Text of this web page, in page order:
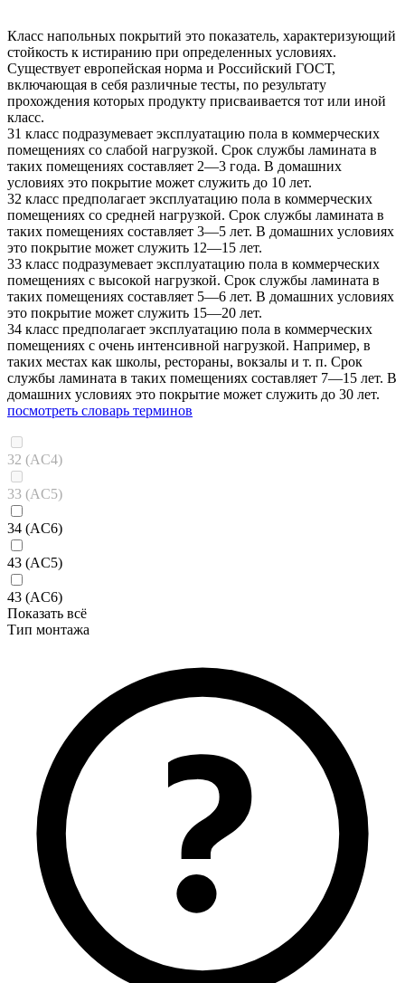
Класс напольных покрытий это показатель, характеризующий
стойкость к истиранию при определенных условиях.
Существует европейская норма и Российский ГОСТ,
включающая в себя различные тесты, по результату
прохождения которых продукту присваивается тот или иной
класс.
31 класс подразумевает эксплуатацию пола в коммерческих
помещениях со слабой нагрузкой. Срок службы ламината в
таких помещениях составляет 2—3 года. В домашних
условиях это покрытие может служить до 10 лет.
32 класс предполагает эксплуатацию пола в коммерческих
помещениях со средней нагрузкой. Срок службы ламината в
таких помещениях составляет 3—5 лет. В домашних условиях
это покрытие может служить 12—15 лет.
33 класс подразумевает эксплуатацию пола в коммерческих
помещениях с высокой нагрузкой. Срок службы ламината в
таких помещениях составляет 5—6 лет. В домашних условиях
это покрытие может служить 15—20 лет.
34 класс предполагает эксплуатацию пола в коммерческих
помещениях с очень интенсивной нагрузкой. Например, в
таких местах как школы, рестораны, вокзалы и т. п. Срок
службы ламината в таких помещениях составляет 7—15 лет. В
домашних условиях это покрытие может служить до 30 лет.
посмотреть словарь терминов
32 (AC4)
33 (AC5)
34 (AC6)
43 (AC5)
43 (AC6)
Показать всё
Тип монтажа